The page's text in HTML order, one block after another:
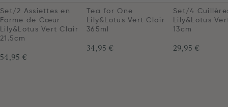
Set/2 Assiettes en
Forme de Cœur
Lily&Lotus Vert Clair
21.5cm
54,95 €
Tea for One
Lily&Lotus Vert Clair
365ml
34,95 €
Set/4
Lily&Lotus
13cm
29,95 €